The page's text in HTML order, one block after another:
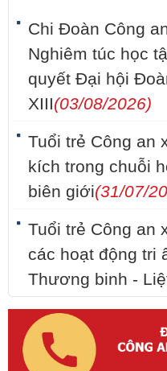
Chi Đoàn Công
Nghiêm túc học
quyết Đại hội
XIII(03/08/2026)
Tuổi trẻ Công an
kích trong chuỗi
biên giới(31/07/
Tuổi trẻ Công an
các hoạt động tri
Thương binh -